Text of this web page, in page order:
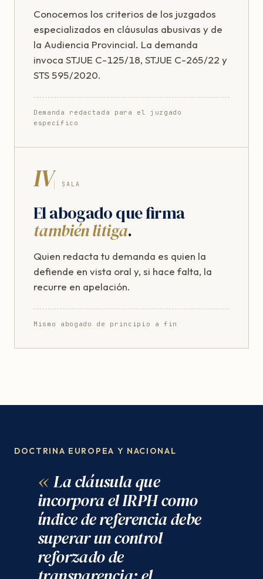
Conocemos los criterios de los juzgados
especializados en cláusulas abusivas y de
la Audiencia Provincial. La demanda
invoca STJUE C-125/18, STJUE C-265/22 y
STS 595/2020.
Demanda redactada para el juzgado
específico
IV SALA
El abogado que firma
también litiga.
Quien redacta tu demanda es quien la
defiende en vista oral y, si hace falta, la
recurre en apelación.
Mismo abogado de principio a fin
DOCTRINA EUROPEA Y NACIONAL
La cláusula que
incorpora el IRPH como
índice de referencia debe
superar un control
reforzado de